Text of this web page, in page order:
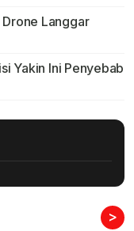
Langgar
Yakin Ini Penyebab
>